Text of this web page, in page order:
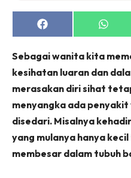
Share
on
Share
on
Sebagai wanita kita
kesihatan luaran dan
merasakan diri sihat
menyangka ada penyakit
disedari. Misalnya
yang mulanya hanya
membesar dalam tubuh